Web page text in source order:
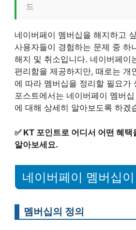
드
네이버페이 멤버십을 해지하고
사용자들이 경험하는 문제 중 하
해지 및 취소입니다. 네이버페이
편리함을 제공하지만, 때로는 개
에 따라 멤버십을 정리할 필요가
포스트에서는 네이버페이 멤버
에 대해 상세히 알아보도록 하겠
✅ KT 포인트로 어디서 어떤 혜택
알아보세요.
네이버페이 멤버십
멤버십의 정의